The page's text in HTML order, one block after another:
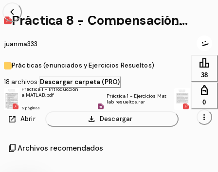
chevron_left
Práctica 8 - Compensación p
roporcional de sistemas.pdf
juanma333
Prácticas (enunciados y Ejercicios Resueltos)
18 archivos· Descargar carpeta (PRO)
Práctica 1 - Introducción
a MATLAB.pdf
12 páginas
Práctica 1 - Ejercicios Mat
lab resueltos.rar
Práctica
ólico y
Laplace.pdf
32 páginas
open_in_new Abrir download Descargar
leaderboard
38
personal_bag
0
more_vert
content_copy Archivos recomendados